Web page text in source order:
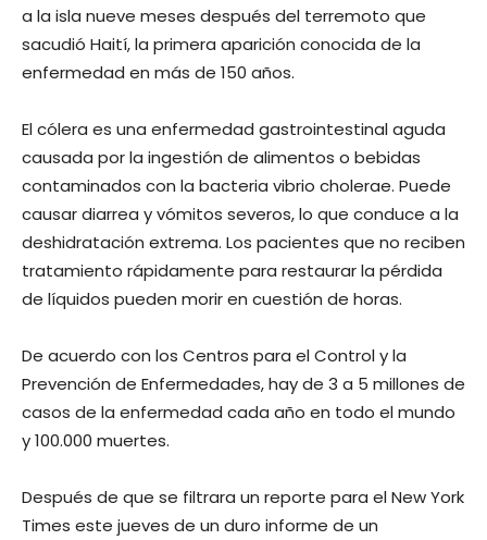
a la isla nueve meses después del terremoto que
sacudió Haití, la primera aparición conocida de la
enfermedad en más de 150 años.
El cólera es una enfermedad gastrointestinal aguda
causada por la ingestión de alimentos o bebidas
contaminados con la bacteria vibrio cholerae. Puede
causar diarrea y vómitos severos, lo que conduce a la
deshidratación extrema. Los pacientes que no reciben
tratamiento rápidamente para restaurar la pérdida
de líquidos pueden morir en cuestión de horas.
De acuerdo con los Centros para el Control y la
Prevención de Enfermedades, hay de 3 a 5 millones de
casos de la enfermedad cada año en todo el mundo
y 100.000 muertes.
Después de que se filtrara un reporte para el New York
Times este jueves de un duro informe de un